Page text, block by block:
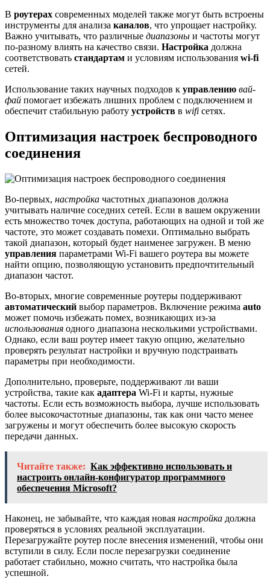
В роутерах современных моделей также могут быть встроены
инструменты для анализа каналов, что упрощает настройку.
Важно учитывать, что различные диапазоны и частоты могут
по-разному влиять на качество связи. Настройка должна
соответствовать стандартам и условиям использования wi-fi
сетей.
Использование таких научных подходов к управлению вай-
фай помогает избежать лишних проблем с подключением и
обеспечит стабильную работу устройств в wifi сетях.
Оптимизация настроек беспроводного
соединения
Во-первых, настройка частотных диапазонов должна
учитывать наличие соседних сетей. Если в вашем окружении
есть множество точек доступа, работающих на одной и той же
частоте, это может создавать помехи. Оптимально выбрать
такой диапазон, который будет наименее загружен. В меню
управления параметрами Wi-Fi вашего роутера вы можете
найти опцию, позволяющую установить предпочтительный
диапазон частот.
Во-вторых, многие современные роутеры поддерживают
автоматический выбор параметров. Включение режима auto
может помочь избежать помех, возникающих из-за
использования одного диапазона несколькими устройствами.
Однако, если ваш роутер имеет такую опцию, желательно
проверять результат настройки и вручную подстраивать
параметры при необходимости.
Дополнительно, проверьте, поддерживают ли ваши
устройства, такие как адаптера Wi-Fi и карты, нужные
частоты. Если есть возможность выбора, лучше использовать
более высокочастотные диапазоны, так как они часто менее
загружены и могут обеспечить более высокую скорость
передачи данных.
Читайте также: Как эффективно использовать и
настроить онлайн-конфигуратор программного
обеспечения Microsoft?
Наконец, не забывайте, что каждая новая настройка должна
проверяться в условиях реальной эксплуатации.
Перезагружайте роутер после внесения изменений, чтобы они
вступили в силу. Если после перезагрузки соединение
работает стабильно, можно считать, что настройка была
успешной.